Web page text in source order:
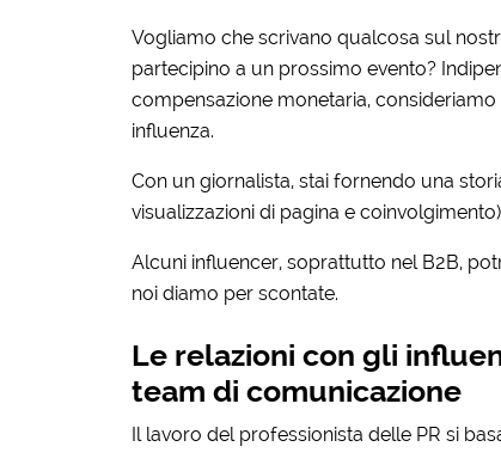
Vogliamo che scrivano qualcosa sul
partecipino a un prossimo evento?
compensazione monetaria,
influenza.
Con un giornalista, stai fornendo una
visualizzazioni di pagina e
Alcuni influencer, soprattutto nel B2B,
noi diamo per scontate.
Le relazioni con gli
team di comunicazione
Il lavoro del professionista delle PR si